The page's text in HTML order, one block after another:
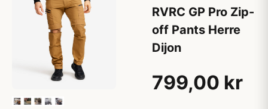
RVRC GP Pro Zip-
off Pants Herre
Dijon
799,00 kr